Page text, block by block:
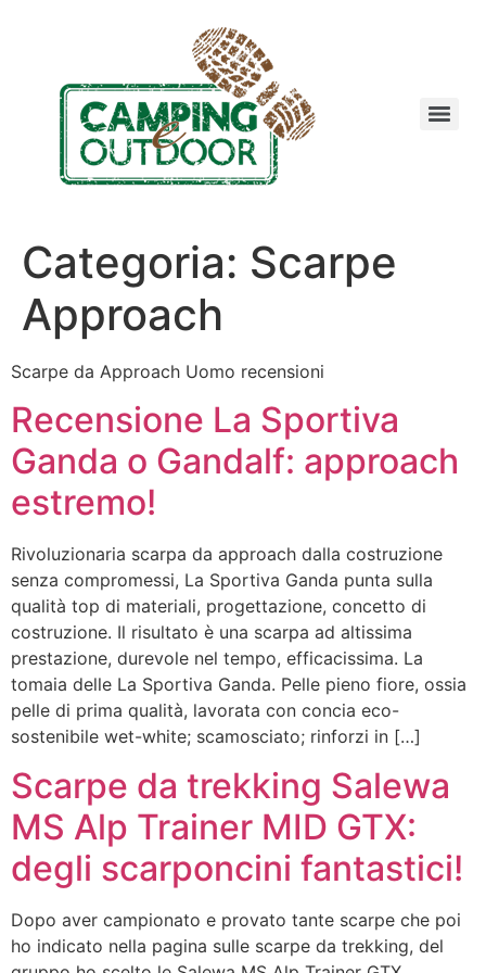
Categoria: Scarpe
Approach
Scarpe da Approach Uomo recensioni
Recensione La Sportiva
Ganda o Gandalf: approach
estremo!
Rivoluzionaria scarpa da approach dalla costruzione
senza compromessi, La Sportiva Ganda punta sulla
qualità top di materiali, progettazione, concetto di
costruzione. Il risultato è una scarpa ad altissima
prestazione, durevole nel tempo, efficacissima. La
tomaia delle La Sportiva Ganda. Pelle pieno fiore, ossia
pelle di prima qualità, lavorata con concia eco-
sostenibile wet-white; scamosciato; rinforzi in […]
Scarpe da trekking Salewa
MS Alp Trainer MID GTX:
degli scarponcini fantastici!
Dopo aver campionato e provato tante scarpe che poi
ho indicato nella pagina sulle scarpe da trekking, del